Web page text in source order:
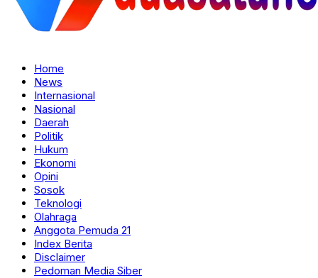
Home
News
Internasional
Nasional
Daerah
Politik
Hukum
Ekonomi
Opini
Sosok
Teknologi
Olahraga
Anggota Pemuda 21
Index Berita
Disclaimer
Pedoman Media Siber